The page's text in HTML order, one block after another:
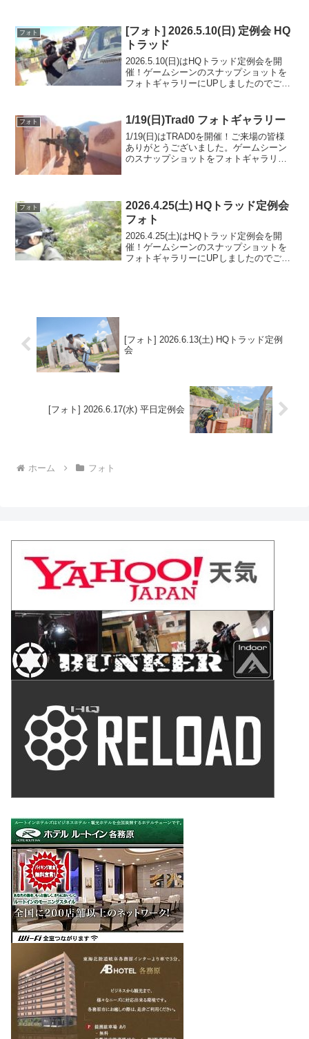
戦を実施またのご来場を心よりお待ちし
てお...
フォト
[フォト] 2026.5.10(日) 定例会 HQ
トラッド
2026.5.10(日)はHQトラッド定例会を開
催！ゲームシーンのスナップショットを
フォトギャラリーにUPしましたのでご覧
Photo)
フォト 1/19(日)Trad0 フォトギャラリー
1/19(日)はTRAD0を開催！ご来場の皆様
ありがとうございました。ゲームシーン
のスナップショットをフォトギャラリー
フォト
2026.4.25(土) HQトラッド定例会
フォト
2026.4.25(土)はHQトラッド定例会を開
催！ゲームシーンのスナップショットを
フォトギャラリーにUPしましたのでご覧
[フォト] 2026.6.13(土) HQトラッド定例
会
[フォト] 2026.6.17(水) 平日定例会
ホーム フォト